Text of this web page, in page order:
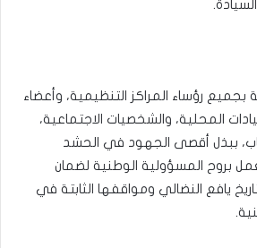
بجميع رؤساء المراكز التنظيمية، وأعضاء
المحلية، والشخصيات الاجتماعية،
ببذل أقصى الجهود في الحشد
بروح المسؤولية الوطنية لضمان
يافع النضالي ومواقفها الثابتة في